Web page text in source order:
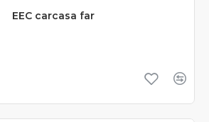
EEC carcasa far